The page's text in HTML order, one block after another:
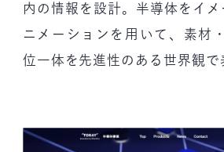
内の情報を設計。半導体をイメ
ニメーションを用いて、素材
位一体を先進性のある世界観で